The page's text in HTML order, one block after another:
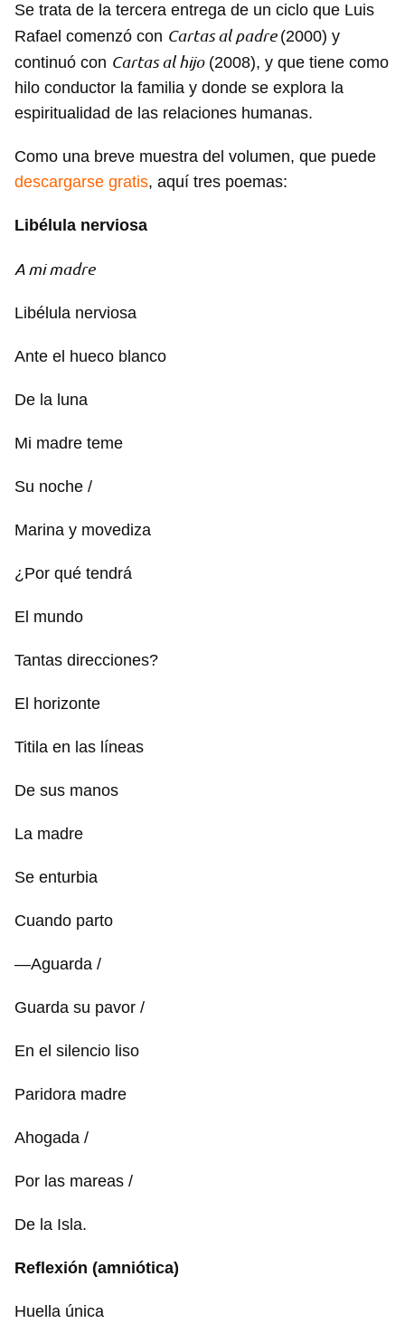
Se trata de la tercera entrega de un ciclo que Luis
Rafael comenzó con Cartas al padre (2000) y
continuó con Cartas al hijo(2008), y que tiene como
hilo conductor la familia y donde se explora la
espiritualidad de las relaciones humanas.
Como una breve muestra del volumen, que puede
descargarse gratis, aquí tres poemas:
Libélula nerviosa
A mi madre
Libélula nerviosa
Ante el hueco blanco
De la luna
Mi madre teme
Su noche /
Marina y movediza
¿Por qué tendrá
El mundo
Tantas direcciones?
El horizonte
Titila en las líneas
De sus manos
La madre
Se enturbia
Cuando parto
—Aguarda /
Guarda su pavor /
En el silencio liso
Paridora madre
Ahogada /
Por las mareas /
De la Isla.
Reflexión (amniótica)
Huella única